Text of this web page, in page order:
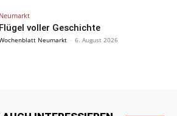
Neumarkt
Flügel voller Geschichte
Neumarkt - 6. August 2026